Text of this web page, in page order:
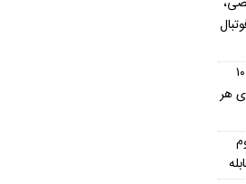
استان های ارمنستان؛ معرفی کامل ۱۰
هر